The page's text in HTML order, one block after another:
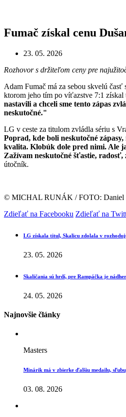
Fumač získal cenu
23. 05. 2026
Rozhovor s držiteľom ceny pre
Adam Fumač má za sebou skvelú
ktorom jeho tím po víťazstve 7:1 získal
nastavili a chceli sme tento zápas
neskutočné."
LG v ceste za titulom zvládla sériu s
Poprad, kde boli neskutočné
kvalita. Klobúk dole pred nimi. Ale
Zažívam neskutočné šťastie,
útočník.
© MICHAL RUNÁK / FOTO: Daniel
Zdieľať na Facebooku Zdieľať na
LG získala titul, Skalicu zdolala v
23. 05. 2026
Skaličania sú hrdí, pre Rampáčka je
24. 05. 2026
Najnovšie články
Masters
Minárik má v zbierke ďalšiu medailu,
03. 08. 2026